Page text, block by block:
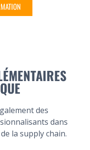
des
dans
la supply chain.